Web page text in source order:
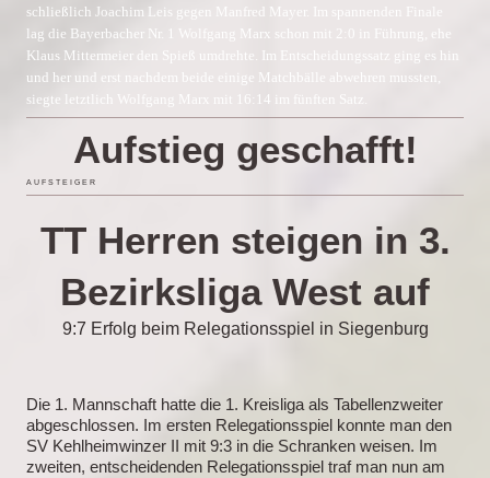
schließlich Joachim Leis gegen Manfred Mayer. Im spannenden Finale
lag die Bayerbacher Nr. 1 Wolfgang Marx schon mit 2:0 in Führung, ehe
Klaus Mittermeier den Spieß umdrehte. Im Entscheidungssatz ging es hin
und her und erst nachdem beide einige Matchbälle abwehren mussten,
siegte letztlich Wolfgang Marx mit 16:14 im fünften Satz.
Aufstieg geschafft!
A U F S T E I G E R
TT Herren steigen in 3.
Bezirksliga West auf
9:7 Erfolg beim Relegationsspiel in Siegenburg
Die 1. Mannschaft hatte die 1. Kreisliga als Tabellenzweiter
abgeschlossen. Im ersten Relegationsspiel konnte man den
SV Kehlheimwinzer II mit 9:3 in die Schranken weisen. Im
zweiten, entscheidenden Relegationsspiel traf man nun am